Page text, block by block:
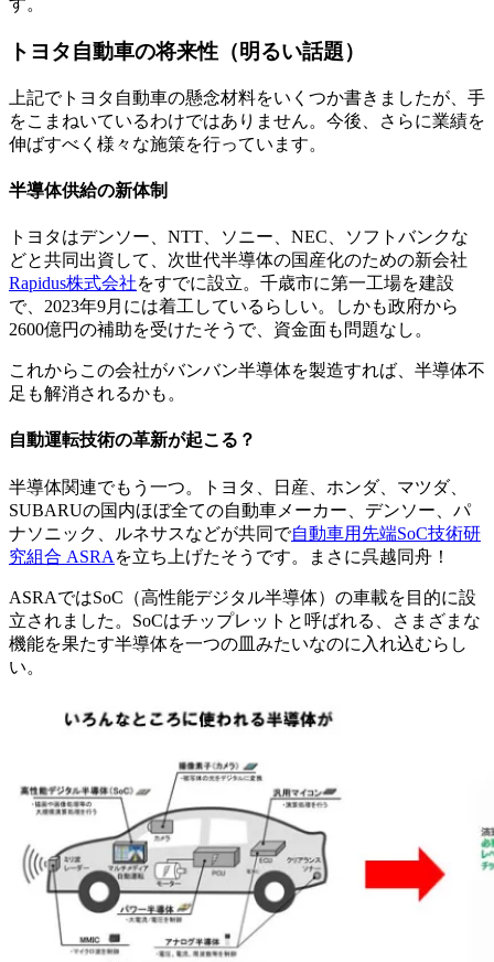
す。
トヨタ自動車の将来性（明るい話題）
上記でトヨタ自動車の懸念材料をいくつか書きましたが、手
をこまねいているわけではありません。今後、さらに業績を
伸ばすべく様々な施策を行っています。
半導体供給の新体制
トヨタはデンソー、NTT、ソニー、NEC、ソフトバンクな
どと共同出資して、次世代半導体の国産化のための新会社
Rapidus株式会社をすでに設立。千歳市に第一工場を建設
で、2023年9月には着工しているらしい。しかも政府から
2600億円の補助を受けたそうで、資金面も問題なし。
これからこの会社がバンバン半導体を製造すれば、半導体不
足も解消されるかも。
自動運転技術の革新が起こる？
半導体関連でもう一つ。トヨタ、日産、ホンダ、マツダ、
SUBARUの国内ほぼ全ての自動車メーカー、デンソー、パ
ナソニック、ルネサスなどが共同で自動車用先端SoC技術研
究組合 ASRA を立ち上げたそうです。まさに呉越同舟！
ASRAではSoC（高性能デジタル半導体）の車載を目的に設
立されました。SoCはチップレットと呼ばれる、さまざまな
機能を果たす半導体を一つの皿みたいなのに入れ込むらし
い。